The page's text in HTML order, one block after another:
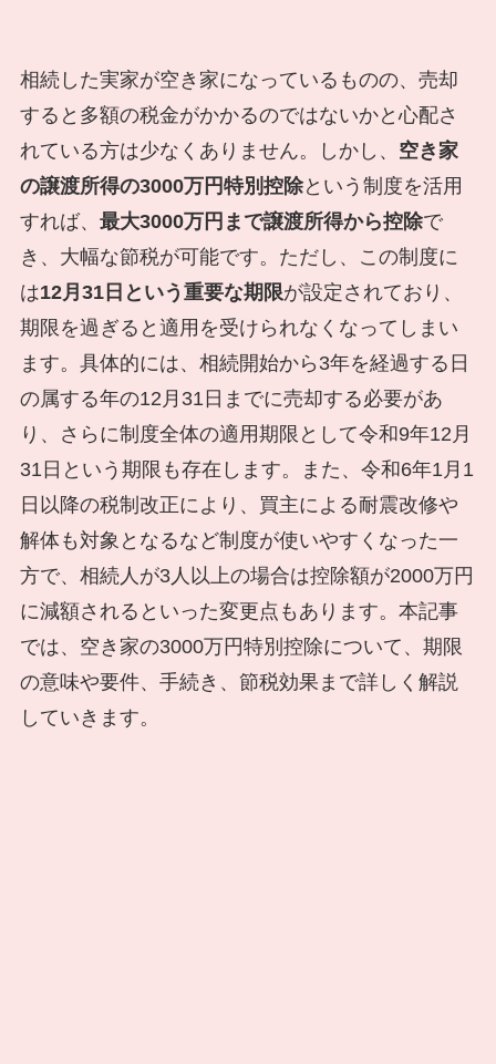
相続した実家が空き家になっているものの、売却
すると多額の税金がかかるのではないかと心配さ
れている方は少なくありません。しかし、 空き家
の譲渡所得の3000万円特別控除という制度を活用
すれば、 最大3000万円まで譲渡所得から控除で
き、大幅な節税が可能です。ただし、この制度に
は12月31日という重要な期限が設定されており、
期限を過ぎると適用を受けられなくなってしまい
ます。具体的には、相続開始から3年を経過する日
の属する年の12月31日までに売却する必要があ
り、さらに制度全体の適用期限として令和9年12月
31日という期限も存在します。また、令和6年1月1
日以降の税制改正により、買主による耐震改修や
解体も対象となるなど制度が使いやすくなった一
方で、相続人が3人以上の場合は控除額が2000万円
に減額されるといった変更点もあります。本記事
では、空き家の3000万円特別控除について、期限
の意味や要件、手続き、節税効果まで詳しく解説
していきます。